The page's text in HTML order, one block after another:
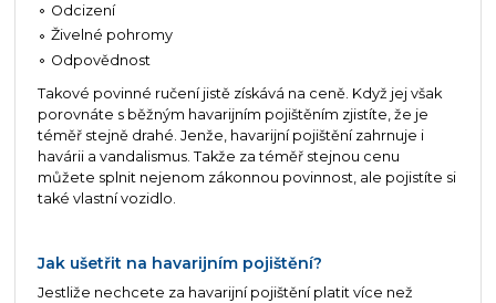
Odcizení
Živelné pohromy
Odpovědnost
Takové povinné ručení jistě získává na ceně. Když jej však
porovnáte s běžným havarijním pojištěním zjistíte, že je
téměř stejně drahé. Jenže, havarijní pojištění zahrnuje i
havárii a vandalismus. Takže za téměř stejnou cenu
můžete splnit nejenom zákonnou povinnost, ale pojistíte si
také vlastní vozidlo.
Jak ušetřit na havarijním pojištění?
Jestliže nechcete za havarijní pojištění platit více než